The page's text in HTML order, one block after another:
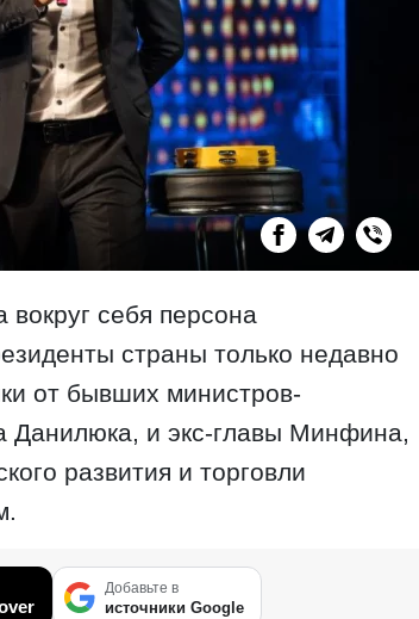
себя персона
страны только недавно
от бывших министров-
Данилюка, и экс-главы Минфина,
развития и торговли
Добавьте в
источники Google